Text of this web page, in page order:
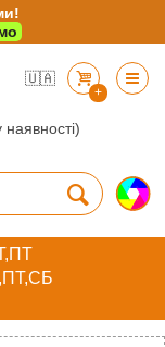
🇺🇦
+